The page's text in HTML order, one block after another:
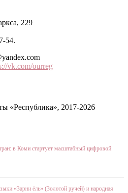
229
54.
vk.com/ourreg
«Республика», 2017-2026
в Коми стартует масштабный цифровой
«Зарни ёль» (Золотой ручей) и народная